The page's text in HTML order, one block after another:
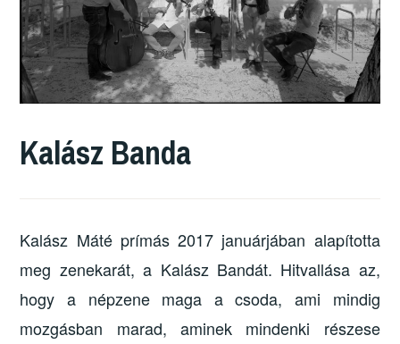
Kalász Banda
Kalász Máté prímás 2017 januárjában alapította
meg zenekarát, a Kalász Bandát. Hitvallása az,
hogy a népzene maga a csoda, ami mindig
mozgásban marad, aminek mindenki részese